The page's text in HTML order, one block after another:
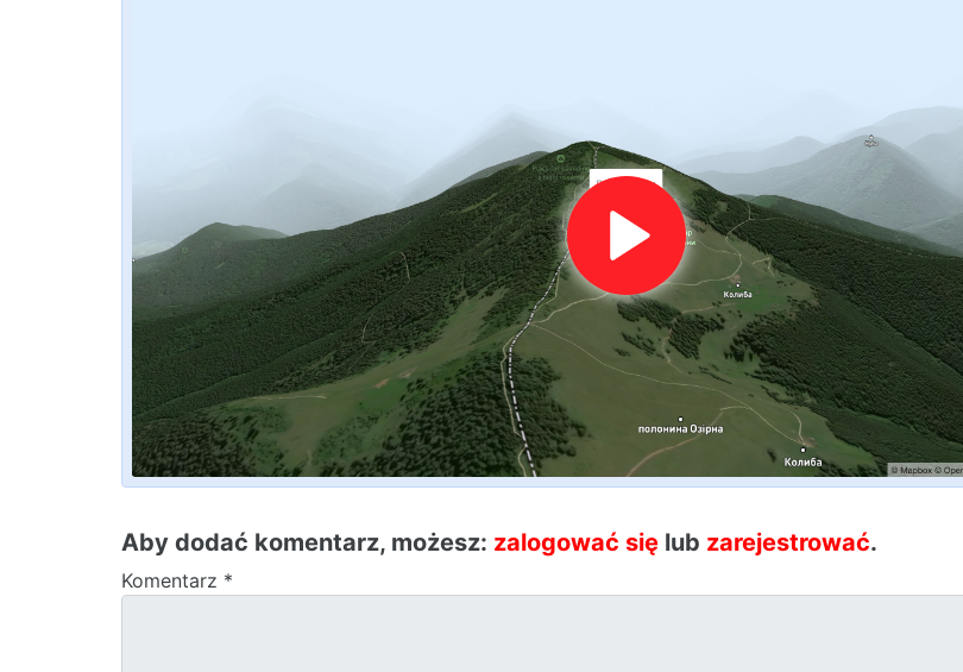
Aby dodać komentarz, możesz: zalogować się lub zarejestrować.
Komentarz *